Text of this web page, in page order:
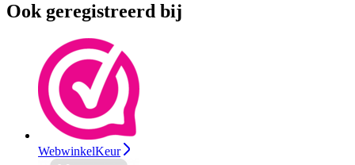
Ook geregistreerd bij
WebwinkelKeur